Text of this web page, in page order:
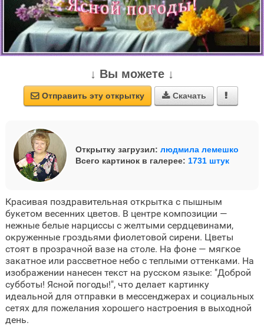
↓ Вы можете ↓
 Отправить эту открытку  Скачать 
Открытку загрузил: людмила лемешко
Всего картинок в галерее: 1731 штук
Красивая поздравительная открытка с пышным
букетом весенних цветов. В центре композиции —
нежные белые нарциссы с желтыми сердцевинами,
окруженные гроздьями фиолетовой сирени. Цветы
стоят в прозрачной вазе на столе. На фоне — мягкое
закатное или рассветное небо с теплыми оттенками. На
изображении нанесен текст на русском языке: "Доброй
субботы! Ясной погоды!", что делает картинку
идеальной для отправки в мессенджерах и социальных
сетях для пожелания хорошего настроения в выходной
день.